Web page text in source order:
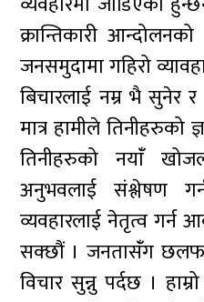
क्रान्तिकारी
जनसमुदामा गहिरो
बिचारलाई नम्र भै
मात्र हामीले तिनीहरुको
तिनीहरुको नयांँ
अनुभवलाई संश्लेषण
व्यवहारलाई नेतृत्व गर्न
सक्छौं । जनतासँंग
विचार सुन्नु पर्दछ ।